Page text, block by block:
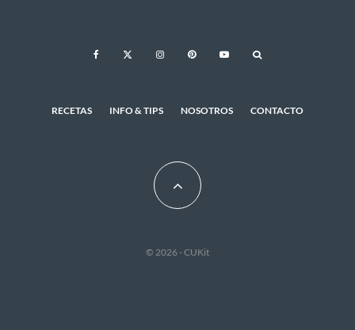
RECETAS INFO & TIPS NOSOTROS CONTACTO
© 2026 - CUKit